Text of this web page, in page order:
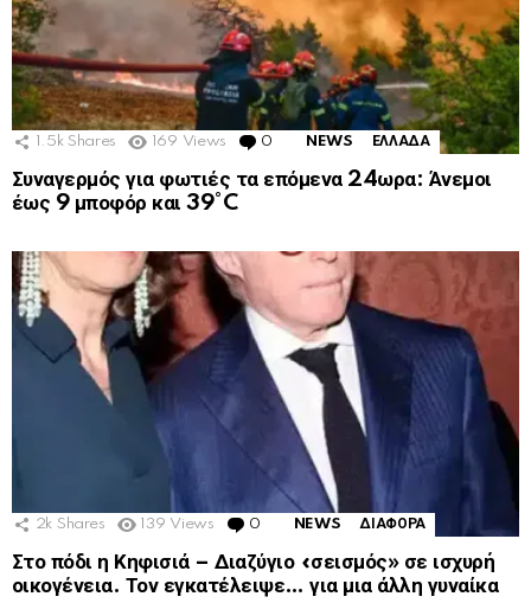
1.5k Shares 169 Views 0 Comments
NEWS ΕΛΛΑΔΑ
Συναγερμός για φωτιές τα επόμενα 24ωρα: Άνεμοι
έως 9 μποφόρ και 39°C
2k Shares 139 Views 0 Comments
NEWS ΔΙΑΦΟΡΑ
Στο πόδι η Κηφισιά – Διαζύγιο «σεισμός» σε ισχυρή
οικογένεια. Τον εγκατέλειψε… για μια άλλη γυναίκα